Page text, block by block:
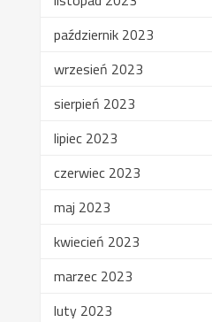
październik 2023
wrzesień 2023
sierpień 2023
lipiec 2023
czerwiec 2023
maj 2023
kwiecień 2023
marzec 2023
luty 2023